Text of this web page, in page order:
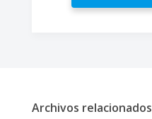
Archivos relacionados